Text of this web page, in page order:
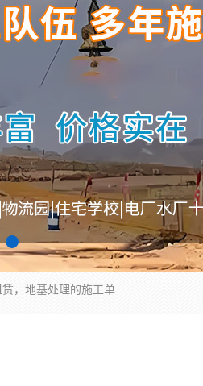
湖南业峻强夯基础工程有限公司是一家专业从事湖南强夯基础工程、强夯机租赁，地基处理的施工单位。业务覆盖：湖南、广东，江西等地。可承接1000KN.m-25000KN.m强夯（置换）工程。公司创始人是国内较早期从事强夯施工的建设者，经过多年的一步一个脚印的发展，在行业内具有较高的度和良好的口碑。